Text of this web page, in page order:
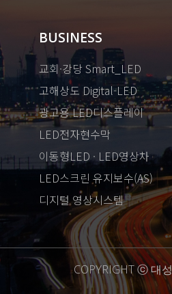
BUSINESS
교회·강당 Smart_LED
고해상도 Digital-LED
광고용 LED디스플레이
LED전자현수막
이동형LED · LED영상차
LED스크린 유지보수(AS)
디지털 영상시스템
COPYRIGHT ⓒ 대